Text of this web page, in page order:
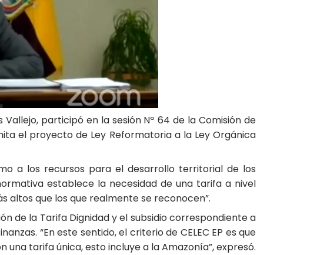
participó en la sesión Nº 64 de la Comisión de
el proyecto de Ley Reformatoria a la Ley Orgánica
a los recursos para el desarrollo territorial de los
establece la necesidad de una tarifa a nivel
altos que los que realmente se reconocen”.
de la Tarifa Dignidad y el subsidio correspondiente a
“En este sentido, el criterio de CELEC EP es que
tarifa única, esto incluye a la Amazonía”, expresó.